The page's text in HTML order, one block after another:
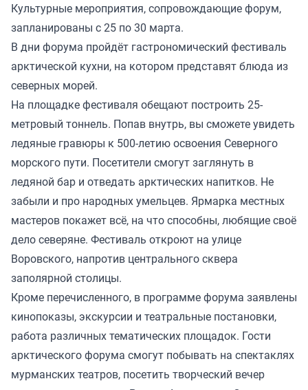
Культурные мероприятия, сопровождающие форум,
запланированы с 25 по 30 марта.
В дни форума пройдёт гастрономический фестиваль
арктической кухни, на котором представят блюда из
северных морей.
На площадке фестиваля обещают построить 25-
метровый тоннель. Попав внутрь, вы сможете увидеть
ледяные гравюры к 500-летию освоения Северного
морского пути. Посетители смогут заглянуть в
ледяной бар и отведать арктических напитков. Не
забыли и про народных умельцев. Ярмарка местных
мастеров покажет всё, на что способны, любящие своё
дело северяне. Фестиваль откроют на улице
Воровского, напротив центрального сквера
заполярной столицы.
Кроме перечисленного, в программе форума заявлены
кинопоказы, экскурсии и театральные постановки,
работа различных тематических площадок. Гости
арктического форума смогут побывать на спектаклях
мурманских театров, посетить творческий вечер